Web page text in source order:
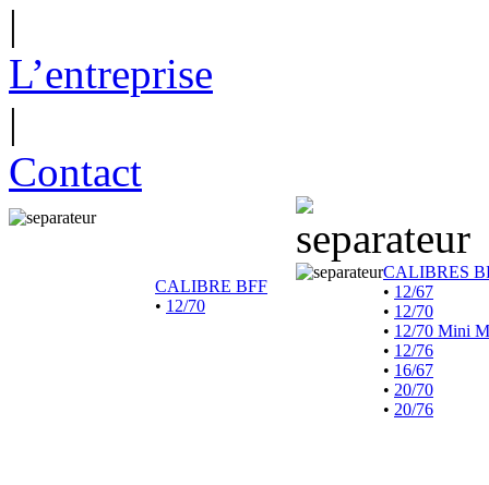
|
L’entreprise
|
Contact
CALIBRE BFF
• 12/70
CALIBRES
• 12/67
• 12/70
• 12/70 Mini
• 12/76
• 16/67
• 20/70
• 20/76